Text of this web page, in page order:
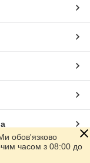
обов'язково
часом з 08:00 до